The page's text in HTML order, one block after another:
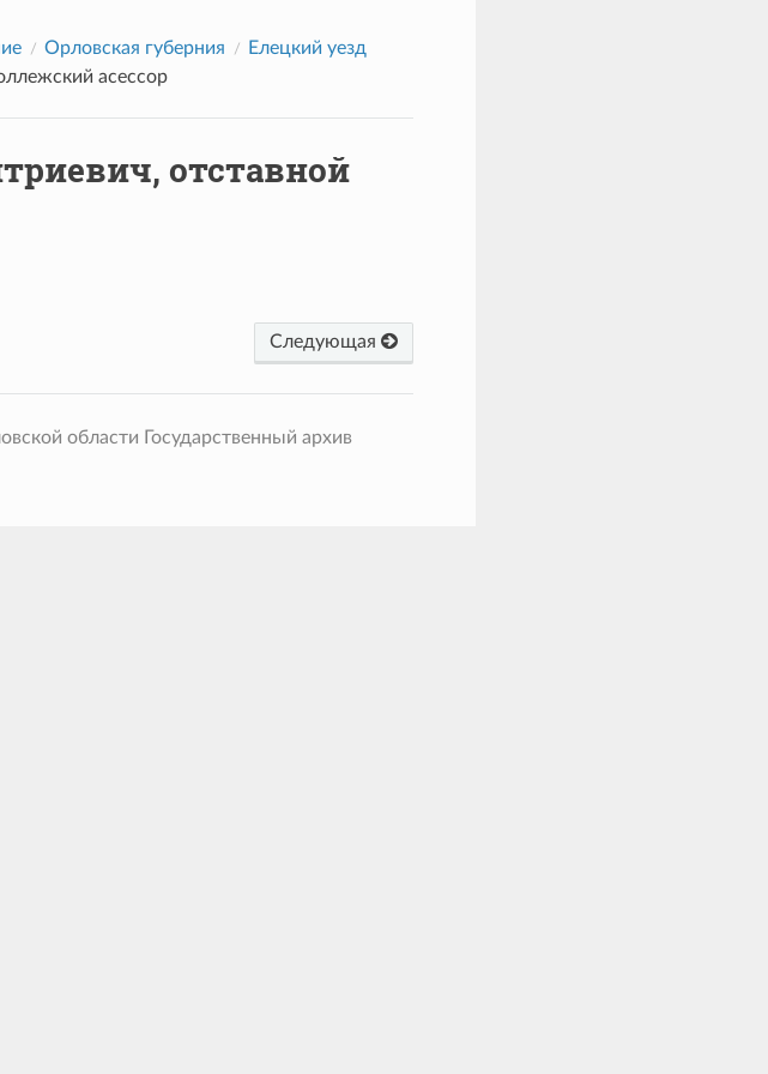
Орловская губерния
Елецкий уезд
асессор
отставной
Следующая
области Государственный архив